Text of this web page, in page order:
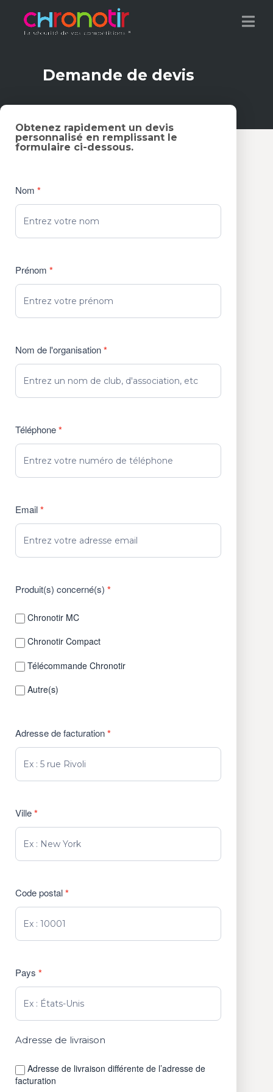
Demande de devis
Obtenez rapidement un devis
personnalisé en remplissant le
formulaire ci-dessous.
Nom *
Prénom *
Nom de l'organisation*
Téléphone*
Email*
Produit(s) concerné(s) *
Chronotir MC
Chronotir Compact
Télécommande Chronotir
Autre(s)
Adresse de facturation*
Ville*
Code postal*
Pays *
Adresse de livraison
Adresse de livraison différente de l’adresse de
facturation